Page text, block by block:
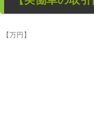
【万円】